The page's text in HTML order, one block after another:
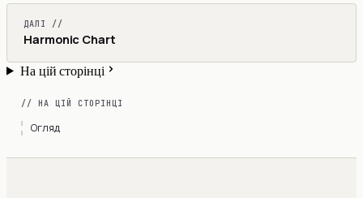
ДАЛІ //
Harmonic Chart
На цій сторінці
// НА ЦІЙ СТОРІНЦІ
Огляд